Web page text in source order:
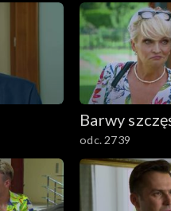
Barwy
odc. 2739